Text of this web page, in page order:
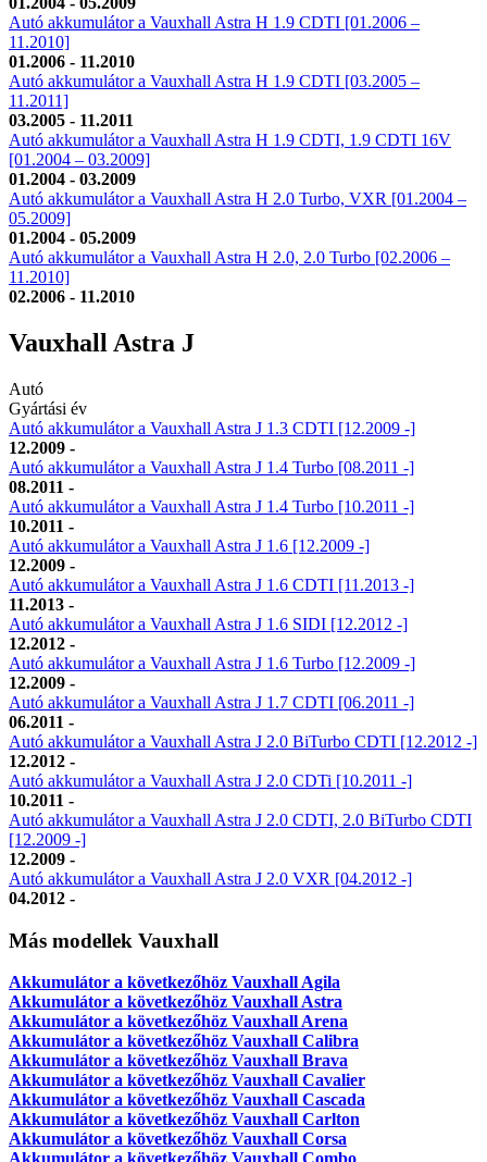
Autó akkumulátor a Vauxhall Astra H 1.9 CDTI [01.2006 –
11.2010]
01.2006 - 11.2010
Autó akkumulátor a Vauxhall Astra H 1.9 CDTI [03.2005 –
11.2011]
03.2005 - 11.2011
Autó akkumulátor a Vauxhall Astra H 1.9 CDTI, 1.9 CDTI 16V
[01.2004 – 03.2009]
01.2004 - 03.2009
Autó akkumulátor a Vauxhall Astra H 2.0 Turbo, VXR [01.2004 –
05.2009]
01.2004 - 05.2009
Autó akkumulátor a Vauxhall Astra H 2.0, 2.0 Turbo [02.2006 –
11.2010]
02.2006 - 11.2010
Vauxhall Astra J
Autó
Gyártási év
Autó akkumulátor a Vauxhall Astra J 1.3 CDTI [12.2009 -]
12.2009 -
Autó akkumulátor a Vauxhall Astra J 1.4 Turbo [08.2011 -]
08.2011 -
Autó akkumulátor a Vauxhall Astra J 1.4 Turbo [10.2011 -]
10.2011 -
Autó akkumulátor a Vauxhall Astra J 1.6 [12.2009 -]
12.2009 -
Autó akkumulátor a Vauxhall Astra J 1.6 CDTI [11.2013 -]
11.2013 -
Autó akkumulátor a Vauxhall Astra J 1.6 SIDI [12.2012 -]
12.2012 -
Autó akkumulátor a Vauxhall Astra J 1.6 Turbo [12.2009 -]
12.2009 -
Autó akkumulátor a Vauxhall Astra J 1.7 CDTI [06.2011 -]
06.2011 -
Autó akkumulátor a Vauxhall Astra J 2.0 BiTurbo CDTI [12.2012 -]
12.2012 -
Autó akkumulátor a Vauxhall Astra J 2.0 CDTi [10.2011 -]
10.2011 -
Autó akkumulátor a Vauxhall Astra J 2.0 CDTI, 2.0 BiTurbo CDTI
[12.2009 -]
12.2009 -
Autó akkumulátor a Vauxhall Astra J 2.0 VXR [04.2012 -]
04.2012 -
Más modellek Vauxhall
Akkumulátor a következőhöz Vauxhall Agila
Akkumulátor a következőhöz Vauxhall Astra
Akkumulátor a következőhöz Vauxhall Arena
Akkumulátor a következőhöz Vauxhall Calibra
Akkumulátor a következőhöz Vauxhall Brava
Akkumulátor a következőhöz Vauxhall Cavalier
Akkumulátor a következőhöz Vauxhall Cascada
Akkumulátor a következőhöz Vauxhall Carlton
Akkumulátor a következőhöz Vauxhall Corsa